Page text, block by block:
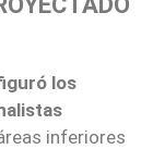
los
inferiores